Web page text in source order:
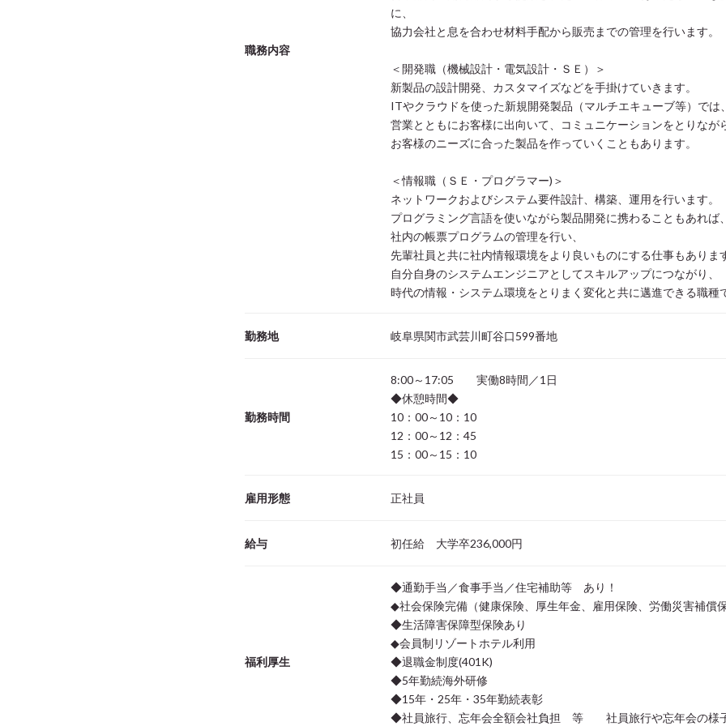
職務内容
に、
協力会社と息を合わせ材料手配から販売までの管理を行います。
＜開発職（機械設計・電気設計・ＳＥ）＞
新製品の設計開発、カスタマイズなどを手掛けていきます。
ITやクラウドを使った新規開発製品（マルチエキューブ等）では、
営業とともにお客様に出向いて、コミュニケーションをとりなが
お客様のニーズに合った製品を作っていくこともあります。
＜情報職（ＳＥ・プログラマー)＞
ネットワークおよびシステム要件設計、構築、運用を行います。
プログラミング言語を使いながら製品開発に携わることもあれば、
社内の帳票プログラムの管理を行い、
先輩社員と共に社内情報環境をより良いものにする仕事もありま
自分自身のシステムエンジニアとしてスキルアップにつながり、
時代の情報・システム環境をとりまく変化と共に邁進できる職種
勤務地 岐阜県関市武芸川町谷口599番地
勤務時間
8:00～17:05 実働8時間／1日
◆休憩時間◆
10：00～10：10
12：00～12：45
15：00～15：10
雇用形態 正社員
給与 初任給 大学卒236,000円
福利厚生
◆通勤手当／食事手当／住宅補助等 あり！
◆社会保険完備（健康保険、厚生年金、雇用保険、労働災害補償保
◆生活障害保障型保険あり
◆会員制リゾートホテル利用
◆退職金制度(401K)
◆5年勤続海外研修
◆15年・25年・35年勤続表彰
◆社員旅行、忘年会全額会社負担 等 社員旅行や忘年会の様